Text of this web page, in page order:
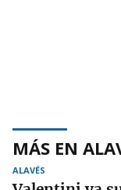
MÁS EN
ALAVÉS